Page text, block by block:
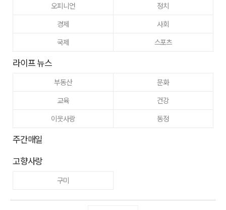
오피니언
정치
경제
사회
국제
스포츠
라이프 뉴스
부동산
문화
교육
건강
이웃사랑
동정
주간매일
고향사랑
구미